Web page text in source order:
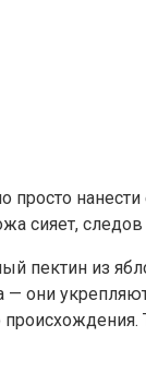
просто
сияет, следов
пектин из
— они